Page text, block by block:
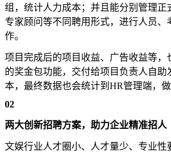
组，统计人力成本；并且能分别管理正
专家顾问等不同聘用形式，进行人员、
作。
项目完成后的项目收益、广告收益等，
的奖金包功能，交付给项目负责人自助
本，最终数据也会统计到HR管理端，做
02
两大创新招聘方案，助力企业精准招人
文娱行业人才圈小、人才量少、专业性